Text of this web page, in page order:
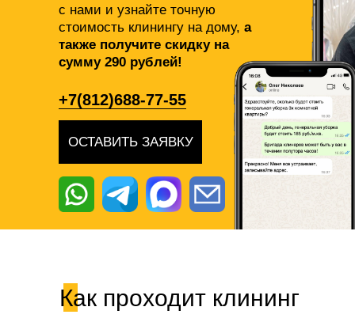
с нами и узнайте точную
стоимость клинингу на дому, а
также получите скидку на
сумму 290 рублей!
ОСТАВИТЬ ЗАЯВКУ
+7(812)688-77-55
Как проходит клининг